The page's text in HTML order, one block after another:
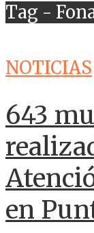
Tag -
NOTICIAS
643
en